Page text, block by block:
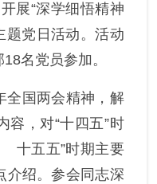
展“深学细悟精神
题党日活动。活动
18名党员参加。
全国两会精神，解
容，对“十四五”时
十五五”时期主要
介绍。参会同志深